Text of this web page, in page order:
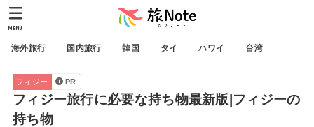
海外旅行 国内旅行 韓国 タイ ハワイ 台湾
MENU
フィジー PR
フィジー旅行に必要な持ち物最新版|フィジーの
持ち物